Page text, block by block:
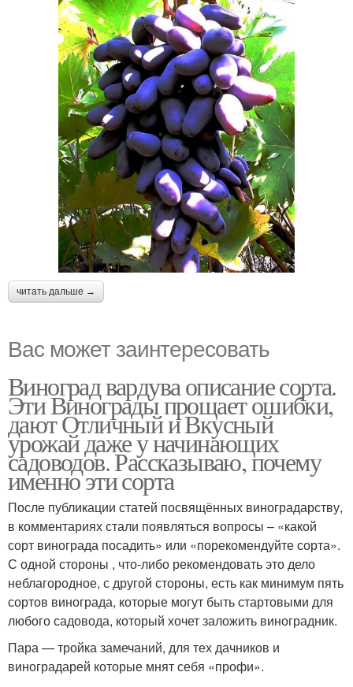
читать дальше →
Вас может заинтересовать
Виноград вардува описание сорта.
Эти Винограды прощает ошибки,
дают Отличный и Вкусный
урожай даже у начинающих
садоводов. Рассказываю, почему
именно эти сорта
После публикации статей посвящённых виноградарству,
в комментариях стали появляться вопросы – «какой
сорт винограда посадить» или «порекомендуйте сорта».
С одной стороны , что-либо рекомендовать это дело
неблагородное, с другой стороны, есть как минимум пять
сортов винограда, которые могут быть стартовыми для
любого садовода, который хочет заложить виноградник.
Пара — тройка замечаний, для тех дачников и
виноградарей которые мнят себя «профи».